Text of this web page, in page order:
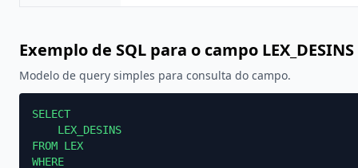
Exemplo de SQL para o campo LEX_DESINS
Modelo de query simples para consulta do campo.
SELECT
    LEX_DESINS
FROM LEX
WHERE